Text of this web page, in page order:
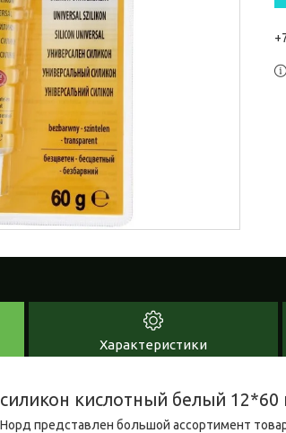
Характеристики
кислотный белый 12*60
представлен большой ассортимент